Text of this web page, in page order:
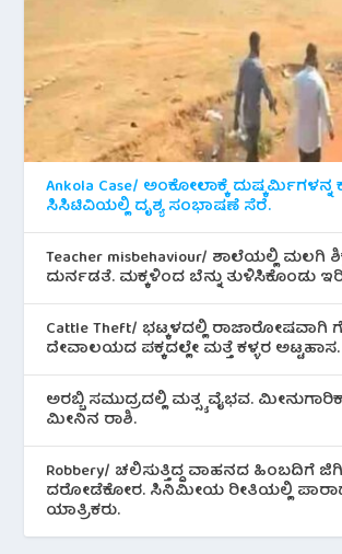
Ankola Case/ ಅಂಕೋಲಾಕ್ಕೆ
ಸಿಸಿಟಿವಿಯಲ್ಲಿ ದೃಶ್ಯ ಸಂಭಾಷಣೆ ಸೆರೆ.
Teacher misbehaviour/ ಶಾಲೆಯಲ್ಲಿ ಮಲಗಿ
ದುರ್ನಡತೆ. ಮಕ್ಕಳಿಂದ ಬೆನ್ನು ತುಳಿಸಿಕೊಂಡು
Cattle Theft/ ಭಟ್ಕಳದಲ್ಲಿ ರಾಜಾರೋಷವಾಗಿ
ದೇವಾಲಯದ ಪಕ್ಕದಲ್ಲೇ ಮತ್ತೆ ಕಳ್ಳರ ಅಟ್ಟಹಾಸ.
ಅರಬ್ಬಿ ಸಮುದ್ರದಲ್ಲಿ ಮತ್ಸ್ಯ ವೈಭವ.
ಮೀನಿನ‌ ರಾಶಿ.
Robbery/ ಚಲಿಸುತ್ತಿದ್ದ ವಾಹನದ ಹಿಂಬದಿಗೆ
ದರೋಡೆಕೋರ. ಸಿನಿಮೀಯ ರೀತಿಯಲ್ಲಿ
ಯಾತ್ರಿಕರು.